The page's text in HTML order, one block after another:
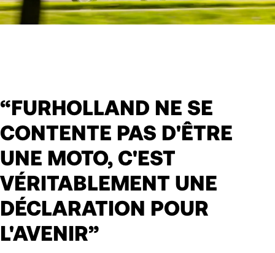
“FURHOLLAND NE SE
CONTENTE PAS D'ÊTRE
UNE MOTO, C'EST
VÉRITABLEMENT UNE
DÉCLARATION POUR
L'AVENIR”